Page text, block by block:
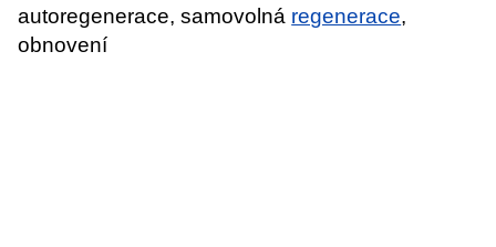
autoregenerace, samovolná regenerace,
obnovení